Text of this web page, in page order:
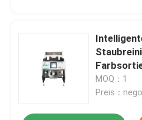
MOQ：1
Preis：